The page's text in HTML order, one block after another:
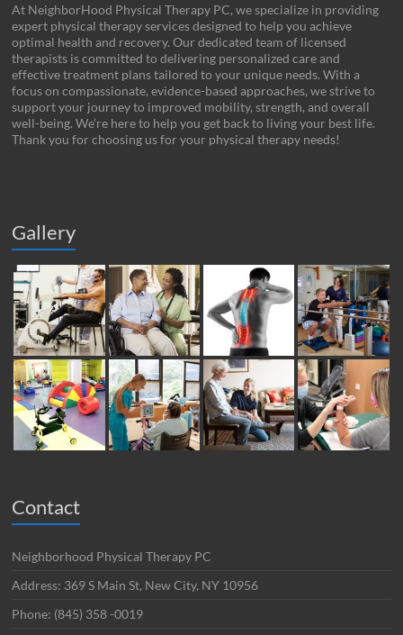
At NeighborHood Physical Therapy PC, we specialize in providing
expert physical therapy services designed to help you achieve
optimal health and recovery. Our dedicated team of licensed
therapists is committed to delivering personalized care and
effective treatment plans tailored to your unique needs. With a
focus on compassionate, evidence-based approaches, we strive to
support your journey to improved mobility, strength, and overall
well-being. We’re here to help you get back to living your best life.
Thank you for choosing us for your physical therapy needs!
Gallery
Contact
Neighborhood Physical Therapy PC
Address: 369 S Main St, New City, NY 10956
Phone: (845) 358 -0019